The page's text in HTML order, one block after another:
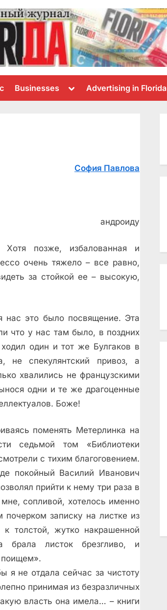
Businesses
Toggle
menu
Advertising in Florida
София Павлова
андроиду
позже, избалованная и
очень тяжело – всe равно,
за стойкой еe – высокую,
нас это было посвящение. Эта
что у нас там было, в поздних
один и тот же Булгаков в
не спекулянтский привоз, а
хвалились не французскими
одни и те же драгоценные
Боже!
поменять Метерлинка на
седьмой том «Библиотеки
с тихим благоговением.
покойный Василий Иванович
прийти к нему три раза в
сопливой, хотелось именно
записку на листке из
толстой, жутко накрашенной
брала листок брезгливо, и
поищем».
я не отдала сейчас за чистоту
принимая из безразличных
власть она имела… – книги